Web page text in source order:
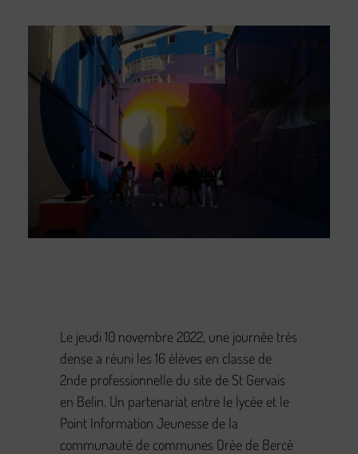
Le jeudi 10 novembre 2022, une journée très
dense a réuni les 16 élèves en classe de
2nde professionnelle du site de St Gervais
en Belin. Un partenariat entre le lycée et le
Point Information Jeunesse de la
communauté de communes Orée de Bercé